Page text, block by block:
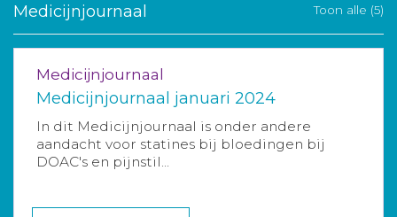
Medicijnjournaal Toon alle (5)
Medicijnjournaal
Medicijnjournaal januari 2024
In dit Medicijnjournaal is onder andere
aandacht voor statines bij bloedingen bij
DOAC's en pijnstil...